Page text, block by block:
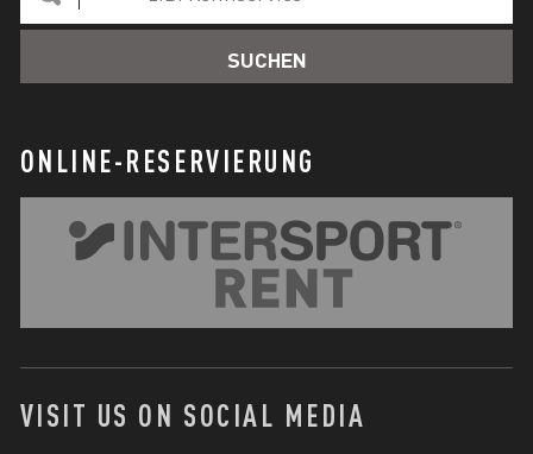
ONLINE-RESERVIERUNG
VISIT US ON SOCIAL MEDIA